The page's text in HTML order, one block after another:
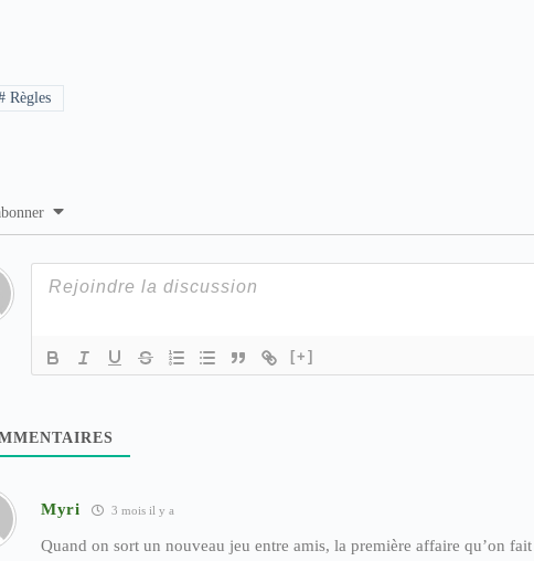
Règles
[+]
Myri 3 mois il y a
Quand on sort un nouveau jeu entre amis, la première affaire qu’on